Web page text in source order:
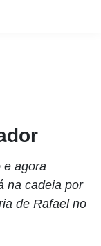
e agora
na cadeia por
de Rafael no